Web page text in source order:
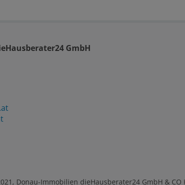
GmbH
Donau-Immobilien dieHausberater24 GmbH & CO